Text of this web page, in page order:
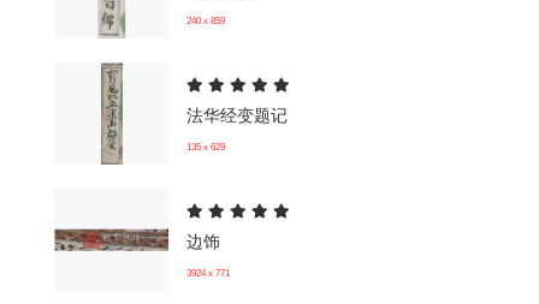
240 x 859
法华经变题记
135 x 629
边饰
3924 x 771